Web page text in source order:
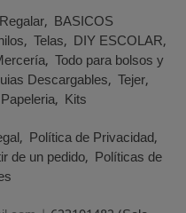
BASICOS
Telas DIY ESCOLAR
Todo para bolsos y
Descargables Tejer
Papeleria Kits
Política de Privacidad
de un pedido Políticas de